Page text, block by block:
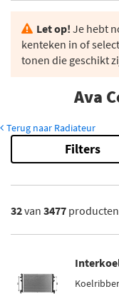
Let op! Je hebt
kenteken in of
tonen die geschikt
Ava
Terug naar Radiateur
Resultaten
×
Radiateur (3467)
Interkoeler (12)
Koelmodule
Filters
32van 3477 producten